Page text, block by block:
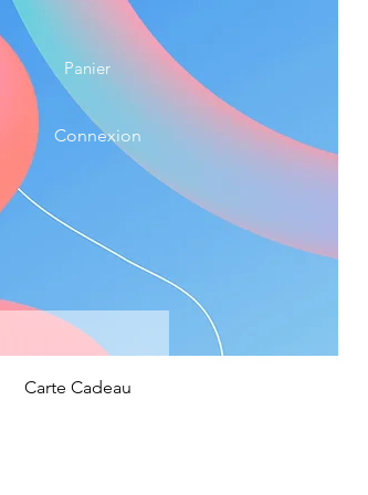
Panier
Connexion
Carte Cadeau